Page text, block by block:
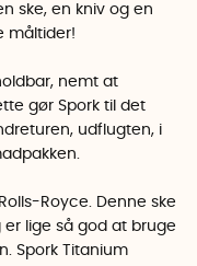
ske, en kniv og en
måltider!
nemt at
gør Spork til det
udflugten, i
Royce. Denne ske
lige så god at bruge
Spork Titanium